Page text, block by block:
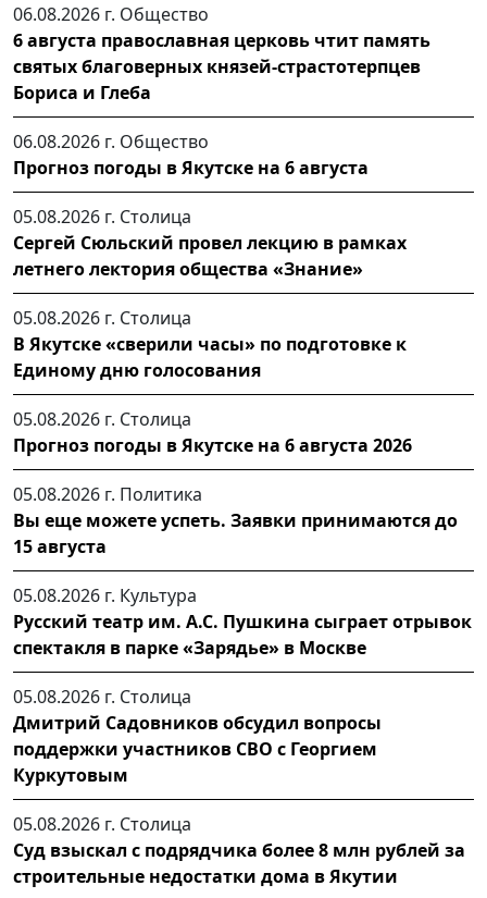
06.08.2026 г. Общество
6 августа православная церковь чтит память
святых благоверных князей-страстотерпцев
Бориса и Глеба
06.08.2026 г. Общество
Прогноз погоды в Якутске на 6 августа
05.08.2026 г. Столица
Сергей Сюльский провел лекцию в рамках
летнего лектория общества «Знание»
05.08.2026 г. Столица
В Якутске «сверили часы» по подготовке к
Единому дню голосования
05.08.2026 г. Столица
Прогноз погоды в Якутске на 6 августа 2026
05.08.2026 г. Политика
Вы еще можете успеть. Заявки принимаются до
15 августа
05.08.2026 г. Культура
Русский театр им. А.С. Пушкина сыграет отрывок
спектакля в парке «Зарядье» в Москве
05.08.2026 г. Столица
Дмитрий Садовников обсудил вопросы
поддержки участников СВО с Георгием
Куркутовым
05.08.2026 г. Столица
Суд взыскал с подрядчика более 8 млн рублей за
строительные недостатки дома в Якутии